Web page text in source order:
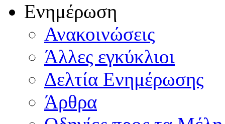
Ενημέρωση
Ανακοινώσεις
Άλλες εγκύκλιοι
Δελτία Ενημέρωσης
Άρθρα